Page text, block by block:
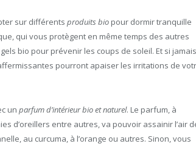
sur différents produits bio pour dormir tranquille
qui vous protègent en même temps des autres
bio pour prévenir les coups de soleil. Et si jamais
pourront apaiser les irritations de
un parfum d’intérieur bio et naturel. Le parfum, à
d’oreillers entre autres, va pouvoir assainir l’air
au curcuma, à l’orange ou autres. Sinon, vous